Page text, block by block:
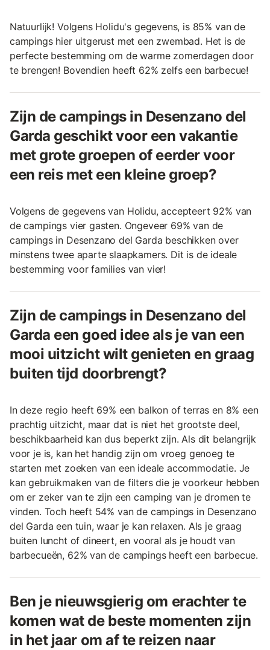
Natuurlijk! Volgens Holidu's gegevens, is 85% van de
campings hier uitgerust met een zwembad. Het is de
perfecte bestemming om de warme zomerdagen door
te brengen! Bovendien heeft 62% zelfs een barbecue!
Zijn de campings in Desenzano del
Garda geschikt voor een vakantie
met grote groepen of eerder voor
een reis met een kleine groep?
Volgens de gegevens van Holidu, accepteert 92% van
de campings vier gasten. Ongeveer 69% van de
campings in Desenzano del Garda beschikken over
minstens twee aparte slaapkamers. Dit is de ideale
bestemming voor families van vier!
Zijn de campings in Desenzano del
Garda een goed idee als je van een
mooi uitzicht wilt genieten en graag
buiten tijd doorbrengt?
In deze regio heeft 69% een balkon of terras en 8% een
prachtig uitzicht, maar dat is niet het grootste deel,
beschikbaarheid kan dus beperkt zijn. Als dit belangrijk
voor je is, kan het handig zijn om vroeg genoeg te
starten met zoeken van een ideale accommodatie. Je
kan gebruikmaken van de filters die je voorkeur hebben
om er zeker van te zijn een camping van je dromen te
vinden. Toch heeft 54% van de campings in Desenzano
del Garda een tuin, waar je kan relaxen. Als je graag
buiten luncht of dineert, en vooral als je houdt van
barbecueën, 62% van de campings heeft een barbecue.
Ben je nieuwsgierig om erachter te
komen wat de beste momenten zijn
in het jaar om af te reizen naar